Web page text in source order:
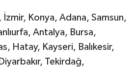
Konya, Adana, Samsun,
Antalya, Bursa,
Hatay, Kayseri, Balıkesir,
Tekirdağ,